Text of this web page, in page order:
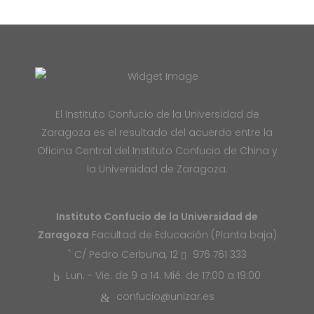
El Instituto Confucio de la Universidad de
Zaragoza es el resultado del acuerdo entre la
Oficina Central del Instituto Confucio de China y
la Universidad de Zaragoza.
Instituto Confucio de la Universidad de
Zaragoza Facultad de Educación (Planta baja)
C/ Pedro Cerbuna, 12
976 761 333
Lun. - Vie. de 9 a 14. Mié. de 17:00 a 19:00
confucio@unizar.es